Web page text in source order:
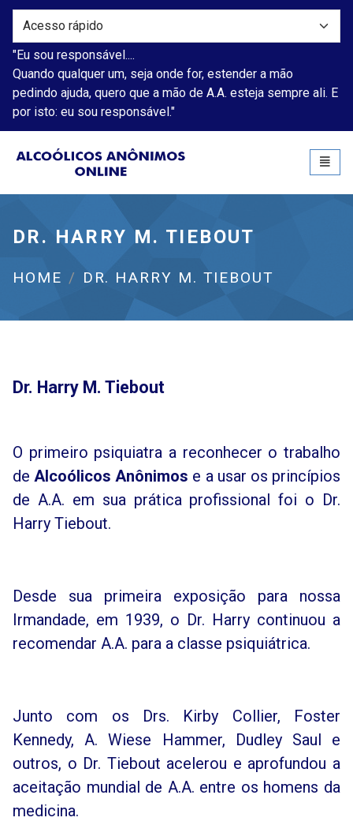
"Eu sou responsável....
Quando qualquer um, seja onde for, estender a mão
pedindo ajuda, quero que a mão de A.A. esteja sempre ali. E
por isto: eu sou responsável."
Alcoólicos AnônimosToggle
DR. HARRY M. TIEBOUT
HOME DR. HARRY M. TIEBOUT
Dr. Harry M. Tiebout
O primeiro psiquiatra a reconhecer o trabalho
deAlcoólicos Anônimos e a usar os princípios
de A.A. em sua prática profissional foi o Dr.
Harry Tiebout.
Desde sua primeira exposição para nossa
Irmandade, em 1939, o Dr. Harry continuou a
recomendar A.A. para a classe psiquiátrica.
Junto com os Drs. Kirby Collier, Foster
Kennedy, A. Wiese Hammer, Dudley Saul e
outros, o Dr. Tiebout acelerou e aprofundou a
aceitação mundial de A.A. entre os homens da
medicina.